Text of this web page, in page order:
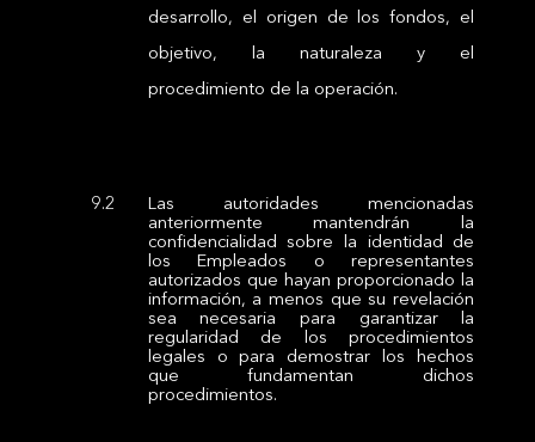
desarrollo, el origen de los fondos, el
objetivo, la naturaleza y el
procedimiento de la operación.
Las autoridades mencionadas
anteriormente mantendrán la
confidencialidad sobre la identidad de
los Empleados o representantes
autorizados que hayan proporcionado la
información, a menos que su revelación
sea necesaria para garantizar la
regularidad de los procedimientos
legales o para demostrar los hechos
que fundamentan dichos
procedimientos.